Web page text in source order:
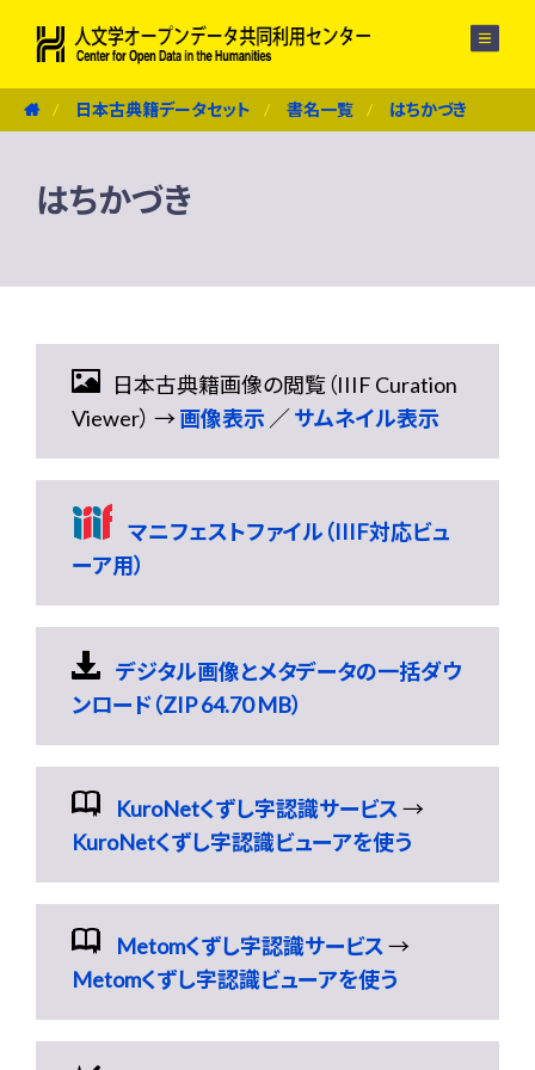
日本古典籍データセット 書名一覧 はちかづき
はちかづき
日本古典籍画像の閲覧（IIIF Curation
Viewer） →画像表示 ／サムネイル表示
マニフェストファイル（IIIF対応ビュ
ーア用）
デジタル画像とメタデータの一括ダウ
ンロード（ZIP 64.70 MB）
KuroNetくずし字認識サービス→
KuroNetくずし字認識ビューアを使う
Metomくずし字認識サービス→
Metomくずし字認識ビューアを使う